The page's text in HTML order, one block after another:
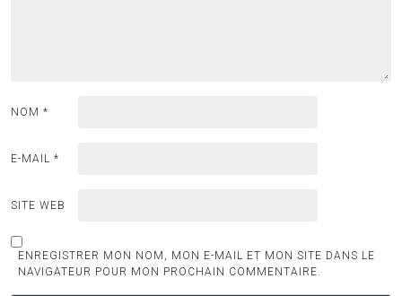
NOM *
E-MAIL *
SITE WEB
ENREGISTRER MON NOM, MON E-MAIL ET MON SITE DANS LE
NAVIGATEUR POUR MON PROCHAIN COMMENTAIRE.